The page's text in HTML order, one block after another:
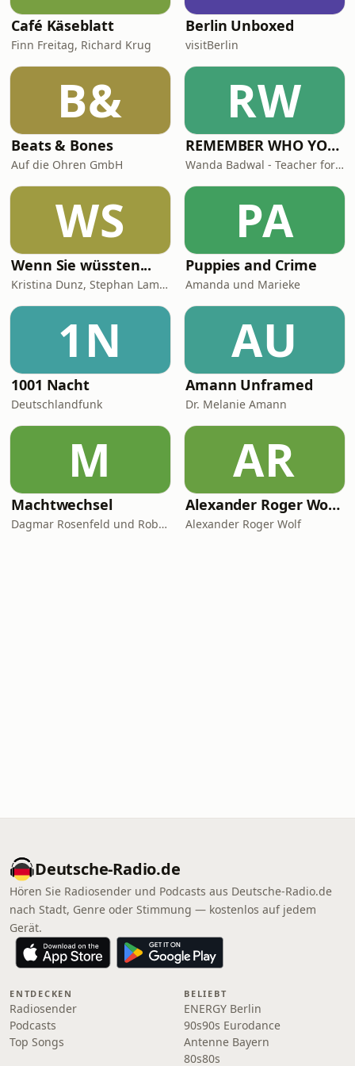
Café Käseblatt
Finn Freitag, Richard Krug
Berlin Unboxed
visitBerlin
B&
Beats & Bones
Auf die Ohren GmbH
RW
REMEMBER WHO YOU ARE - Wanda Badwal
Wanda Badwal - Teacher for Yoga & Meditation, Author, Speaker
WS
Wenn Sie wüssten...
Kristina Dunz, Stephan Lamby und Eva Quadbeck
PA
Puppies and Crime
Amanda und Marieke
1N
1001 Nacht
Deutschlandfunk
AU
Amann Unframed
Dr. Melanie Amann
M
Machtwechsel
Dagmar Rosenfeld und Robin Alexander
AR
Alexander Roger Wolf - 🎙 Get the Job – Der Podcast für starke Präsenz vor der Kamera & auf Social Media
Alexander Roger Wolf
Deutsche-Radio.de
Hören Sie Radiosender und Podcasts aus Deutsche-Radio.de
nach Stadt, Genre oder Stimmung — kostenlos auf jedem
Gerät.
ENTDECKEN
Radiosender
Podcasts
Top Songs
BELIEBT
ENERGY Berlin
90s90s Eurodance
Antenne Bayern
80s80s